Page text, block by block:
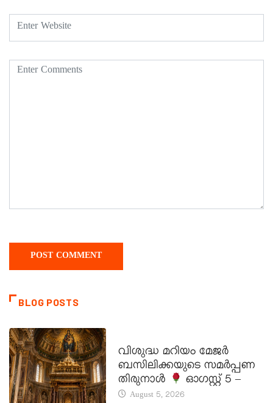
BLOG POSTS
വിശുദ്ധ മറിയം മേജർ
ബസിലിക്കയുടെ സമർപ്പണ
തിരുനാൾ
ഓഗസ്റ്റ് 5 –
August 5, 2026